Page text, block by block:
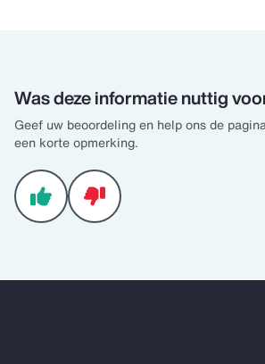
Was deze informatie nuttig
Geef uw beoordeling en help ons de
een korte opmerking.